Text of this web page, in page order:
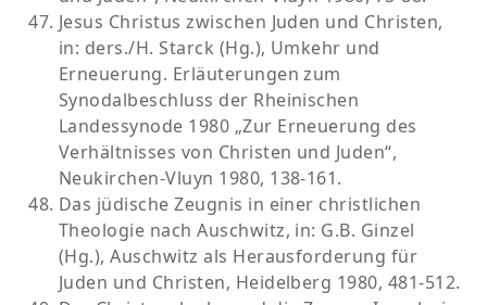
Jesus Christus zwischen Juden und Christen,
in: ders./H. Starck (Hg.), Umkehr und
Erneuerung. Erläuterungen zum
Synodalbeschluss der Rheinischen
Landessynode 1980 „Zur Erneuerung des
Verhältnisses von Christen und Juden“,
Neukirchen-Vluyn 1980, 138-161.
Das jüdische Zeugnis in einer christlichen
Theologie nach Auschwitz, in: G.B. Ginzel
(Hg.), Auschwitz als Herausforderung für
Juden und Christen, Heidelberg 1980, 481-512.